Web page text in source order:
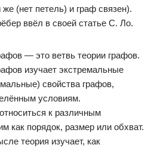
(нет петель) и граф связен).
ввёл в своей статье С. Ло.
— это ветвь теории графов.
изучает экстремальные
свойства графов,
условиям.
к различным
как порядок, размер или обхват.
теория изучает, как